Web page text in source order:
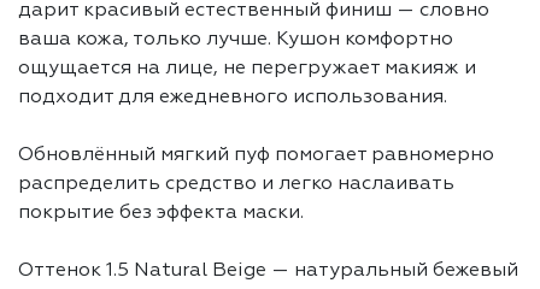
дарит красивый естественный финиш — словно
ваша кожа, только лучше. Кушон комфортно
ощущается на лице, не перегружает макияж и
подходит для ежедневного использования.
Обновлённый мягкий пуф помогает равномерно
распределить средство и легко наслаивать
покрытие без эффекта маски.
Оттенок 1.5 Natural Beige — натуральный бежевый